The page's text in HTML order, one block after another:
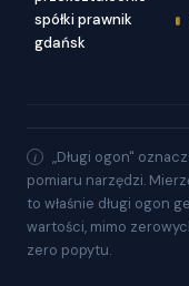
spółki prawnik
gdańsk
„Długi ogon"
pomiaru narzędzi.
to właśnie długi ogon
wartości, mimo
zero popytu.